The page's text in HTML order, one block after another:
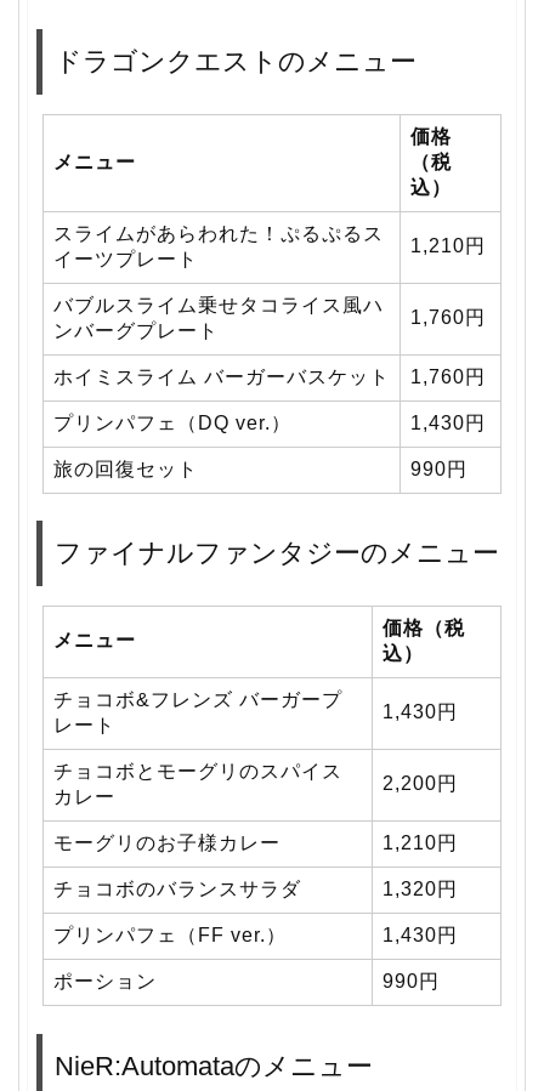
ドラゴンクエストのメニュー
メニュー
価格
（税
込）
スライムがあらわれた！ぷるぷるス
イーツプレート
1,210円
バブルスライム乗せタコライス風ハ
ンバーグプレート
1,760円
ホイミスライム バーガーバスケット 1,760円
プリンパフェ（DQ ver.） 1,430円
旅の回復セット 990円
ファイナルファンタジーのメニュー
メニュー
価格（税
込）
チョコボ&フレンズ バーガープ
レート
1,430円
チョコボとモーグリのスパイス
カレー
2,200円
モーグリのお子様カレー 1,210円
チョコボのバランスサラダ 1,320円
プリンパフェ（FF ver.） 1,430円
ポーション 990円
NieR:Automataのメニュー